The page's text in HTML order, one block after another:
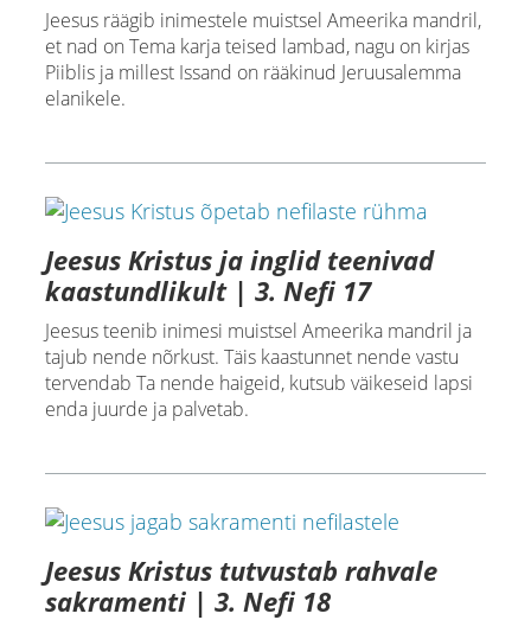
Jeesus räägib inimestele muistsel Ameerika mandril,
et nad on Tema karja teised lambad, nagu on kirjas
Piiblis ja millest Issand on rääkinud Jeruusalemma
elanikele.
Jeesus Kristus ja inglid teenivad
kaastundlikult | 3. Nefi 17
Jeesus teenib inimesi muistsel Ameerika mandril ja
tajub nende nõrkust. Täis kaastunnet nende vastu
tervendab Ta nende haigeid, kutsub väikeseid lapsi
enda juurde ja palvetab.
Jeesus Kristus tutvustab rahvale
sakramenti | 3. Nefi 18